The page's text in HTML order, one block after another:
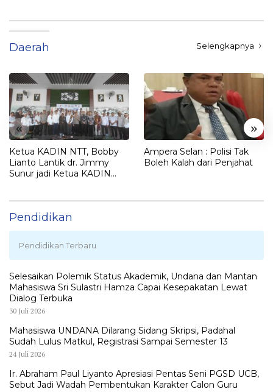
Daerah Selengkapnya
« »
Ketua KADIN NTT, Bobby
Lianto Lantik dr. Jimmy
Sunur jadi Ketua KADIN
Ampera Selan : Polisi Tak
Boleh Kalah dari Penjahat
Pendidikan
Pendidikan Terbaru
Selesaikan Polemik Status Akademik, Undana dan Mantan
Mahasiswa Sri Sulastri Hamza Capai Kesepakatan Lewat
Dialog Terbuka
30 Juli 2026
Mahasiswa UNDANA Dilarang Sidang Skripsi, Padahal
Sudah Lulus Matkul, Registrasi Sampai Semester 13
24 Juli 2026
Ir. Abraham Paul Liyanto Apresiasi Pentas Seni PGSD UCB,
Sebut Jadi Wadah Pembentukan Karakter Calon Guru